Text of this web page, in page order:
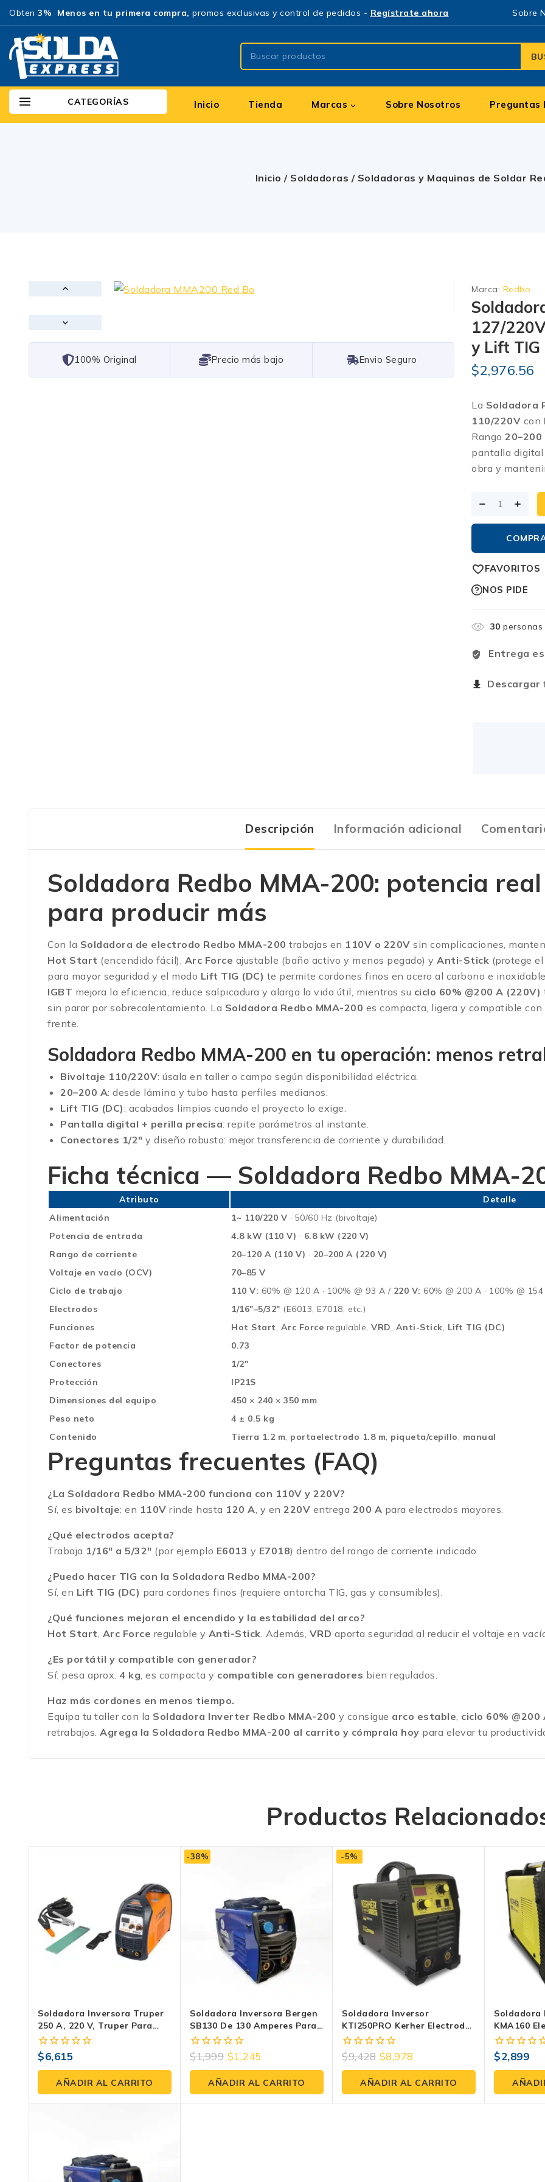
Obten 3% Menos en tu primera compra, promos exclusivas y control de pedidos - Regístrate ahora Sobre
CATEGORÍAS Inicio Tienda Marcas Sobre Nosotros Preguntas
Inicio / Soldadoras / Soldadoras y Maquinas de Soldar
101% Original Lowest Price Free Shipping
Marca: Redbo
127/
y Lift TIG
$2,976.56
La Soldadora
110/220V con
Rango 20–200
pantalla
obra y
FAVORITOS
NOS PIDE
30
Entrega
Descargar
Descripción Información adicional
Soldadora Redbo MMA-200: potencia
para producir más
Con la Soldadora de electrodo Redbo MMA-200 trabajas en 110V o 220V sin complicaciones,
Hot Start (encendido fácil), Arc Force ajustable (baño activo y menos pegado) y Anti-Stick (protege
para mayor seguridad y el modo Lift TIG (DC) te permite cordones finos en acero al carbono e
IGBT mejora la eficiencia, reduce salpicadura y alarga la vida útil, mientras su ciclo 60% @200 A (220V)
sin parar por sobrecalentamiento. La Soldadora Redbo MMA-200 es compacta, ligera y compatible
frente.
Soldadora Redbo MMA-200 en tu operación: menos
Bivoltaje 110/220V: úsala en taller o campo según disponibilidad eléctrica.
20–200 A: desde lámina y tubo hasta perfiles medianos.
Lift TIG (DC): acabados limpios cuando el proyecto lo exige.
Pantalla digital + perilla precisa: repite parámetros al instante.
Conectores 1/2″ y diseño robusto: mejor transferencia de corriente y durabilidad.
Ficha técnica — Soldadora Redbo MMA-
Atributo
Detalle
Alimentación
1~ 110/220 V · 50/60 Hz (bivoltaje)
Potencia de entrada
4.8 kW (110 V) · 6.8 kW (220 V)
Rango de corriente
20–120 A (110 V) · 20–200 A (220 V)
Voltaje en vacío (OCV)
70–85 V
Ciclo de trabajo
110 V: 60% @ 120 A · 100% @ 93 A / 220 V: 60% @ 200 A · 100% @
Electrodos
1/16″–5/32″ (E6013, E7018, etc.)
Funciones
Hot Start, Arc Force regulable, VRD, Anti-Stick, Lift TIG (DC)
Factor de potencia
0.73
Conectores
1/2″
Protección
IP21S
Dimensiones del equipo
450 × 240 × 350 mm
Peso neto
4 ± 0.5 kg
Contenido
Tierra 1.2 m, portaelectrodo 1.8 m, piqueta/cepillo, manual
Preguntas frecuentes (FAQ)
¿La Soldadora Redbo MMA-200 funciona con 110V y 220V?
Sí, es bivoltaje: en 110V rinde hasta 120 A, y en 220V entrega 200 A para electrodos mayores.
¿Qué electrodos acepta?
Trabaja 1/16″ a 5/32″ (por ejemplo E6013 y E7018) dentro del rango de corriente indicado.
¿Puedo hacer TIG con la Soldadora Redbo MMA-200?
Sí, en Lift TIG (DC) para cordones finos (requiere antorcha TIG, gas y consumibles).
¿Qué funciones mejoran el encendido y la estabilidad del arco?
Hot Start, Arc Force regulable y Anti-Stick. Además, VRD aporta seguridad al reducir el voltaje en
¿Es portátil y compatible con generador?
Sí: pesa aprox. 4 kg, es compacta y compatible con generadores bien regulados.
Haz más cordones en menos tiempo.
Equipa tu taller con la Soldadora Inverter Redbo MMA-200 y consigue arco estable, ciclo 60% @200
retrabajos. Agrega la Soldadora Redbo MMA-200 al carrito y cómprala hoy para elevar tu
Productos
Soldadora Inversora Truper
250 A, 220 V, Truper Para
Electrodo – Inversor SOIN-
250
0
fuera
5
$6,615
AÑADIR AL CARRITO
-38%
Soldadora Inversora Bergen
SB130 De 130 Amperes Para
Electrodo 110V
0
fuera
5
$1,999 $1,245
AÑADIR AL CARRITO
-5%
Soldadora Inversor
KTI250PRO Kerher Electrodo
Tig 250 Amperes Bivoltaje
110V 220V
0
fuera
5
$9,428 $8,978
AÑADIR AL CARRITO
Soldadora
KMA160
Amperes
0
fuera
5
$2,899